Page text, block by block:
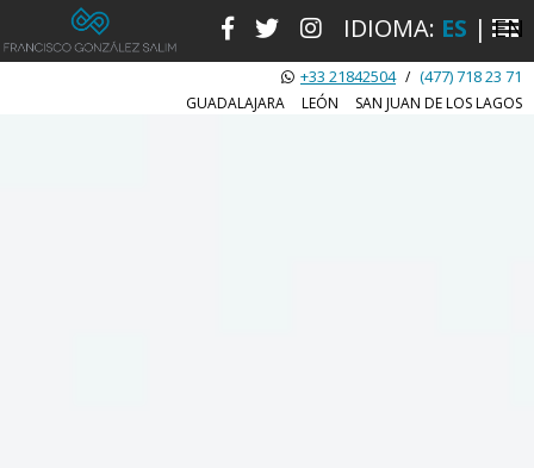
+33 21842504 / (477) 718 23 71
GUADALAJARA LEÓN SAN JUAN DE LOS LAGOS
IDIOMA: ES | EN